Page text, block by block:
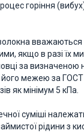
горіння
вважаються
якщо в разі їх
за
межею за ГОСТ
як мінімум 5 кПа.
суміші
рідини з